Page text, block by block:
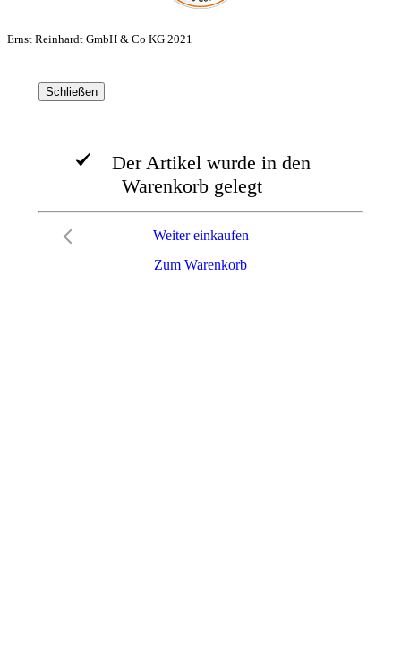
Ernst Reinhardt GmbH & Co KG 2021
Schließen
Der Artikel wurde in den
Warenkorb gelegt
Zum Warenkorb
Weiter einkaufen